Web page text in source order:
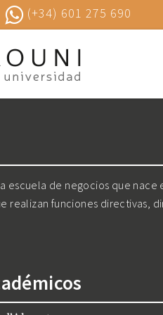
(+34) 601 275 690
escuela de negocios que
realizan funciones directivas,